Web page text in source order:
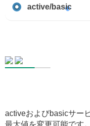
active/basic
activeおよびbasicサー
最大値を変更可能です。